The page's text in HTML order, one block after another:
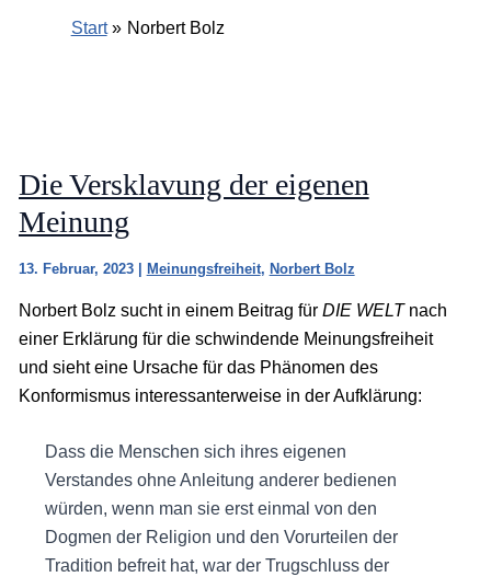
Start Norbert Bolz
Die Versklavung der eigenen
Meinung
13. Februar, 2023 | Meinungsfreiheit, Norbert Bolz
Norbert Bolz sucht in einem Beitrag für DIE WELTnach
einer Erklärung für die schwindende Meinungsfreiheit
und sieht eine Ursache für das Phänomen des
Konformismus interessanterweise in der Aufklärung:
Dass die Menschen sich ihres eigenen
Verstandes ohne Anleitung anderer bedienen
würden, wenn man sie erst einmal von den
Dogmen der Religion und den Vorurteilen der
Tradition befreit hat, war der Trugschluss der